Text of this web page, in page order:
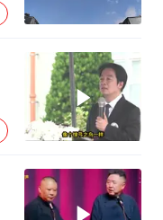
全球最大级别运输船通过长江大桥
奋力开创中国式现代化建设新局面